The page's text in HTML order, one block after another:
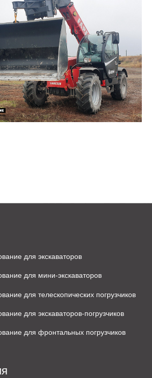
для экскаваторов
для мини-экскаваторов
для телескопических погрузчиков
для экскаваторов-погрузчиков
для фронтальных погрузчиков